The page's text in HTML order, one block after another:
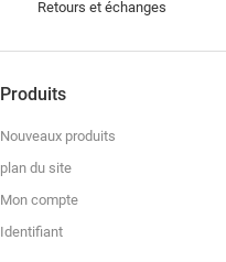
Retours et échanges
Produits
Nouveaux produits
plan du site
Mon compte
Identifiant